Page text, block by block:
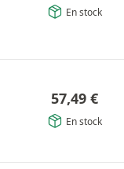
En stock
57,49 €
En stock